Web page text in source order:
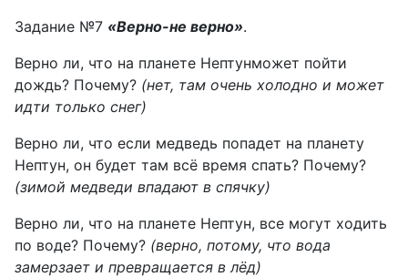
Задание №7 «Верно-не верно».
Верно ли, что на планете Нептунможет пойти
дождь? Почему? (нет, там очень холодно и может
идти только снег)
Верно ли, что если медведь попадет на планету
Нептун, он будет там всё время спать? Почему?
(зимой медведи впадают в спячку)
Верно ли, что на планете Нептун, все могут ходить
по воде? Почему? (верно, потому, что вода
замерзает и превращается в лёд)